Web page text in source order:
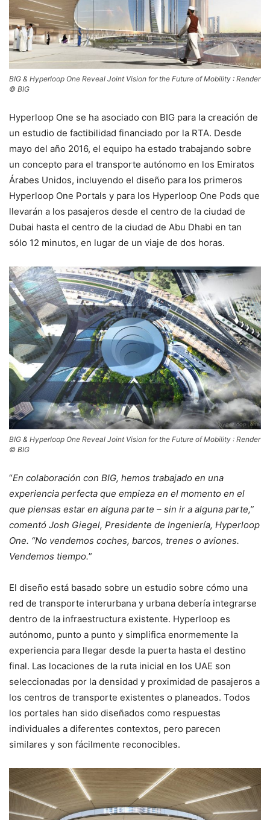
BIG & Hyperloop One Reveal Joint Vision for the Future of Mobility : Render
© BIG
Hyperloop One se ha asociado con BIG para la creación de
un estudio de factibilidad financiado por la RTA. Desde
mayo del año 2016, el equipo ha estado trabajando sobre
un concepto para el transporte autónomo en los Emiratos
Árabes Unidos, incluyendo el diseño para los primeros
Hyperloop One Portals y para los Hyperloop One Pods que
llevarán a los pasajeros desde el centro de la ciudad de
Dubai hasta el centro de la ciudad de Abu Dhabi en tan
sólo 12 minutos, en lugar de un viaje de dos horas.
BIG & Hyperloop One Reveal Joint Vision for the Future of Mobility : Render
© BIG
“En colaboración con BIG, hemos trabajado en una
experiencia perfecta que empieza en el momento en el
que piensas estar en alguna parte – sin ir a alguna parte,”
comentó Josh Giegel, Presidente de Ingeniería, Hyperloop
One. “No vendemos coches, barcos, trenes o aviones.
Vendemos tiempo.”
El diseño está basado sobre un estudio sobre cómo una
red de transporte interurbana y urbana debería integrarse
dentro de la infraestructura existente. Hyperloop es
autónomo, punto a punto y simplifica enormemente la
experiencia para llegar desde la puerta hasta el destino
final. Las locaciones de la ruta inicial en los UAE son
seleccionadas por la densidad y proximidad de pasajeros a
los centros de transporte existentes o planeados. Todos
los portales han sido diseñados como respuestas
individuales a diferentes contextos, pero parecen
similares y son fácilmente reconocibles.